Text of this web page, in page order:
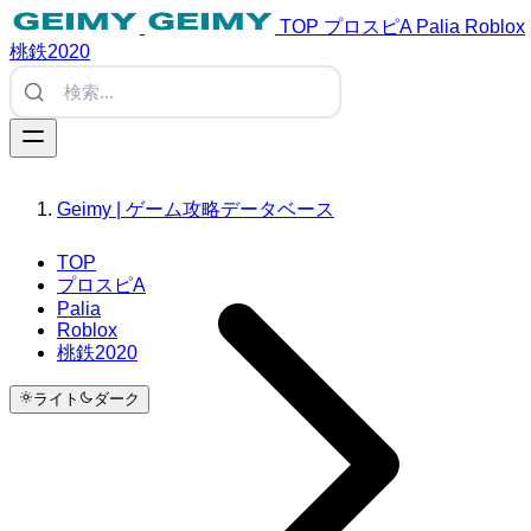
TOP プロスピA Palia Roblox
桃鉄2020
TOP
プロスピA
Palia
Roblox
桃鉄2020
ライト ダーク
Geimy | ゲーム攻略データベース